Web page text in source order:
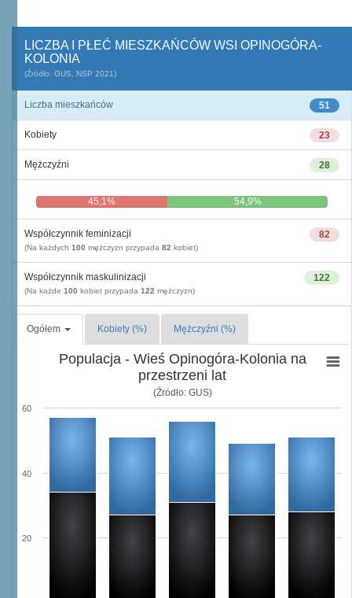
LICZBA I PŁEĆ MIESZKAŃCÓW WSI OPINOGÓRA-
KOLONIA
(Źródło: GUS, NSP 2021)
51
Liczba mieszkańców
23
Kobiety
28
Mężczyźni
45,1% 54,9%
82
Współczynnik feminizacji
(Na każdych 100 mężczyzn przypada 82 kobiet)
122
Współczynnik maskulinizacji
(Na każde 100 kobiet przypada 122 mężczyzn)
Ogółem Kobiety (%) Mężczyźni (%)
Populacja - Wieś Opinogóra-Kolonia na
przestrzeni lat
(Źródło: GUS)
20
40
60